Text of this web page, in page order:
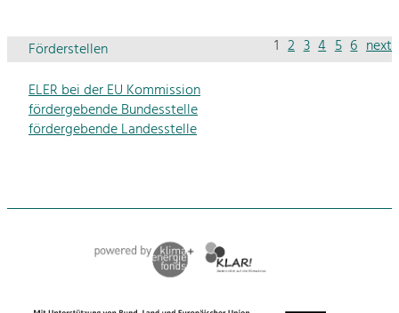
1 2 3 4 5 6 next
Förderstellen
ELER bei der EU Kommission
fördergebende Bundesstelle
fördergebende Landesstelle